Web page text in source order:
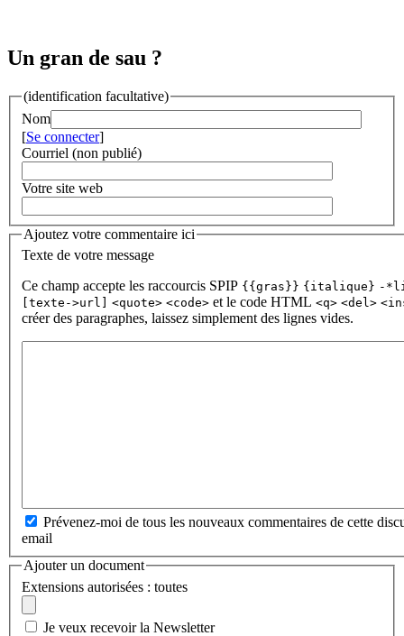
Un gran de sau ?
(identification facultative)
Nom
[Se connecter]
Courriel (non publié)
Votre site web
Ajoutez votre commentaire ici
Texte de votre message
Ce champ accepte les raccourcis SPIP {{gras}} {italique} -
[texte->url]
<quote> <code> et le code HTML <q> <del>
créer des paragraphes, laissez simplement des lignes vides.
Prévenez-moi de tous les nouveaux commentaires de cette
email
Ajouter un document
Extensions autorisées : toutes
Je veux recevoir la Newsletter